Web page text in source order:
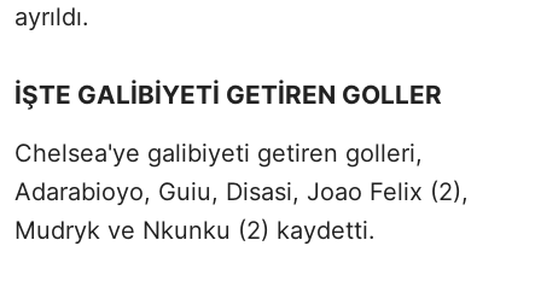
ayrıldı.
İŞTE GALİBİYETİ GETİREN GOLLER
Chelsea'ye galibiyeti getiren golleri,
Adarabioyo, Guiu, Disasi, Joao Felix (2),
Mudryk ve Nkunku (2) kaydetti.